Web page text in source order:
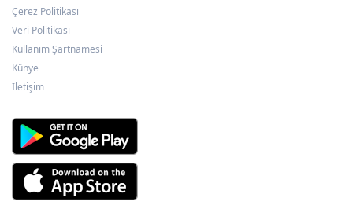
Çerez Politikası
Veri Politikası
Kullanım Şartnamesi
Künye
İletişim